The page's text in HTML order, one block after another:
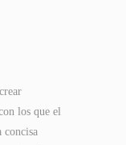
los que el
concisa